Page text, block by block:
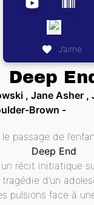
J’aime
Deep
, Jane Asher ,
Brown
passage de
Deep End
récit initiatique
d’un
pulsions face à